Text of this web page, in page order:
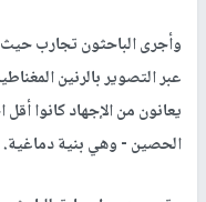
وأجرى الباحثون تجارب
عبر التصوير بالرنين
يعانون من الإجهاد كانوا
الحصين - وهي بنية دماغية.